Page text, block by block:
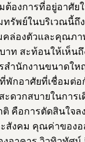
งการที่อยู่อาศัย
รัพย์ในบริเวณนี้ถึ
ล่องตัวและคุณภ
าท สะท้อนให้เห็น
สำนักงานขนาด
พักอาศัยที่เชื่อมต่
ดวกสบายในการ
คือการตัดสินใจ
ะสังคม คุณค่าขอ